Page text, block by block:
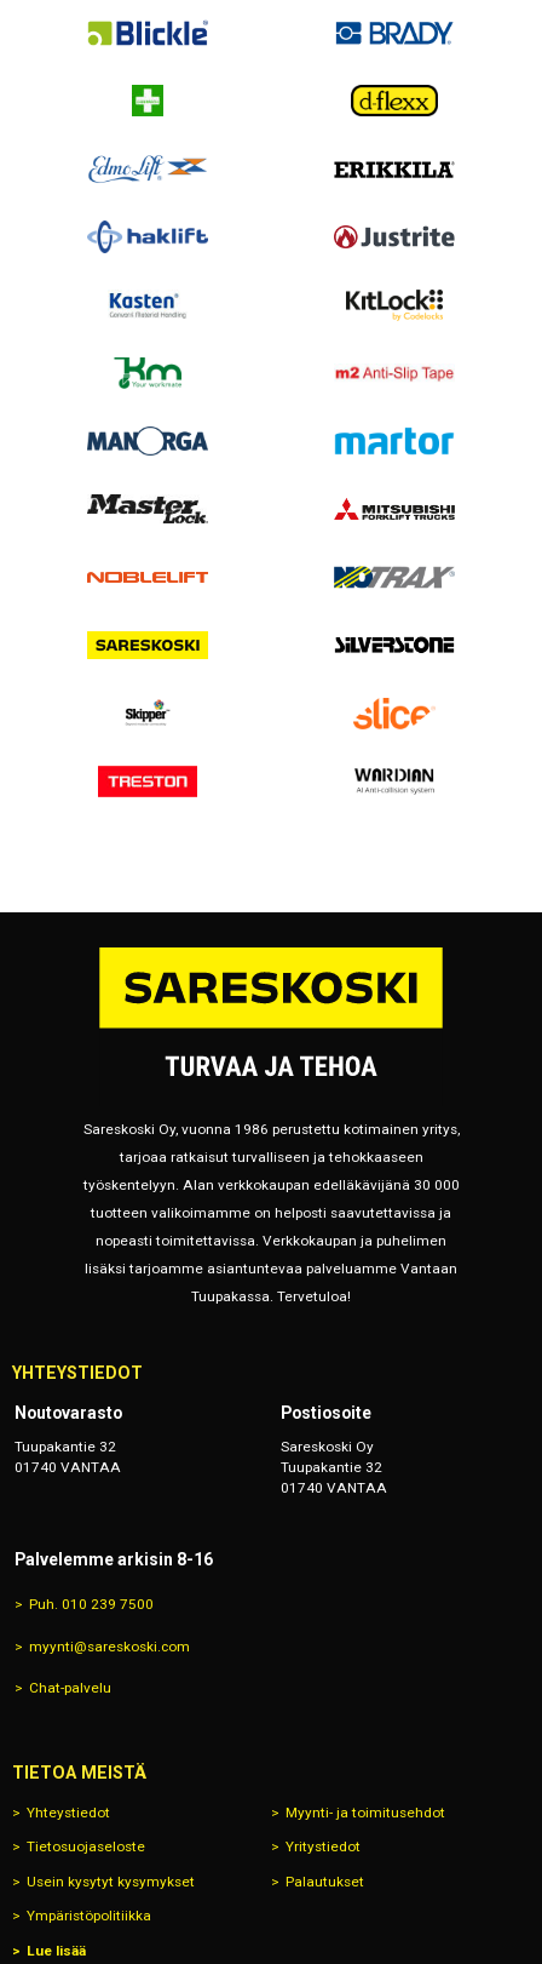
Sareskoski Oy, vuonna 1986 perustettu kotimainen yritys,
tarjoaa ratkaisut turvalliseen ja tehokkaaseen
työskentelyyn. Alan verkkokaupan edelläkävijänä 30 000
tuotteen valikoimamme on helposti saavutettavissa ja
nopeasti toimitettavissa. Verkkokaupan ja puhelimen
lisäksi tarjoamme asiantuntevaa palveluamme Vantaan
Tuupakassa. Tervetuloa!
YHTEYSTIEDOT
Noutovarasto
Tuupakantie 32
01740 VANTAA
Postiosoite
Sareskoski Oy
Tuupakantie 32
01740 VANTAA
Palvelemme arkisin 8-16
Puh. 010 239 7500
myynti@sareskoski.com
Chat-palvelu
TIETOA MEISTÄ
Yhteystiedot Myynti- ja toimitusehdot
Tietosuojaseloste Yritystiedot
Usein kysytyt kysymykset Palautukset
Ympäristöpolitiikka
Lue lisää